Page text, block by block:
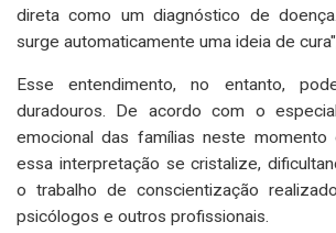
direta como um diagnóstico de
surge automaticamente uma ideia de
Esse entendimento, no entanto,
duradouros. De acordo com o
emocional das famílias neste momento
essa interpretação se cristalize,
o trabalho de conscientização
psicólogos e outros profissionais.